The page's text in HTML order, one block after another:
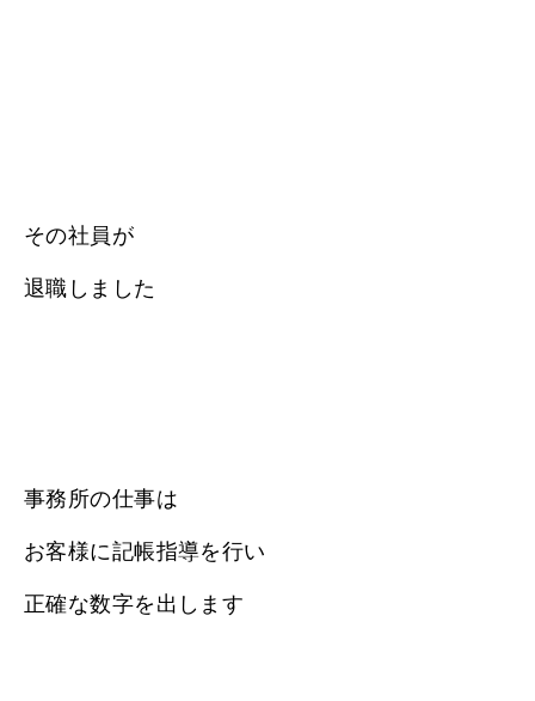
その社員が
退職しました
事務所の仕事は
お客様に記帳指導を行い
正確な数字を出します